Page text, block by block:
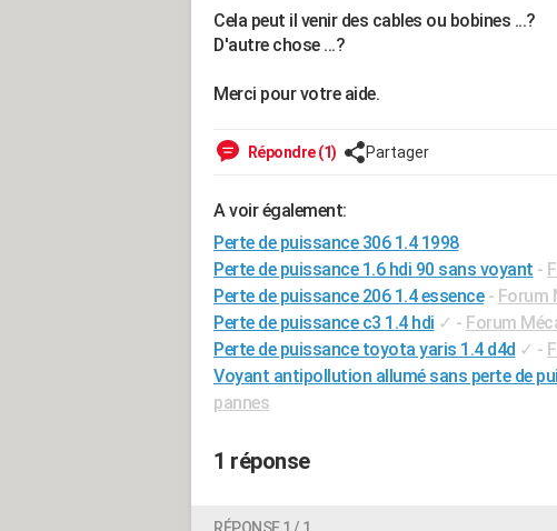
Cela peut il venir des cables ou bobines ...?
D'autre chose ...?
Merci pour votre aide.
Répondre (1) Partager
A voir également:
Perte de puissance 306 1.4 1998
Perte de puissance 1.6 hdi 90 sans voyant -
Perte de puissance 206 1.4 essence - Forum
Perte de puissance c3 1.4 hdi ✓ - Forum
Perte de puissance toyota yaris 1.4 d4d ✓ -
Voyant antipollution allumé sans perte de
pannes
1 réponse